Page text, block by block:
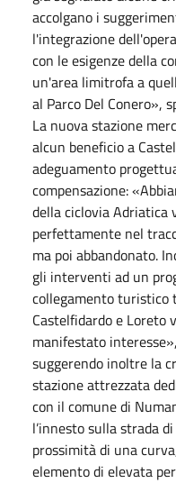
accolgano i
l'integrazione
con le esigenze della
un'area limitrofa a
al Parco Del Conero»,
La nuova stazione
alcun beneficio a
adeguamento
compensazione:
della ciclovia Adriatica
perfettamente nel
ma poi abbandonato.
gli interventi ad un
collegamento turistico
Castelfidardo e Loreto
manifestato
suggerendo inoltre la
stazione attrezzata
con il comune di
l’innesto sulla strada
prossimità di una
elemento di elevata